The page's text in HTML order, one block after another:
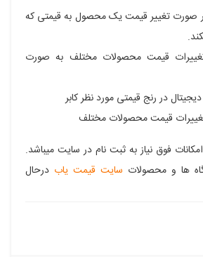
صورت تغییر قیمت یک محصول به قیمتی که
قیمت محصولات مختلف به صورت
در رنج قیمتی مورد نظر کابر
قیمت محصولات مختلف
فوق نیاز به ثبت نام در سایت میباشد.
ها و محصولات سایت قیمت یاب درحال